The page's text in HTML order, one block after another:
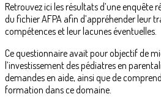
Retrouvez ici les résultats d’une enquête
du fichier AFPA afin d’appréhender leur
compétences et leur lacunes éventuelles.
Ce questionnaire avait pour objectif de
l’investissement des pédiatres en
demandes en aide, ainsi que de
formation dans ce domaine.